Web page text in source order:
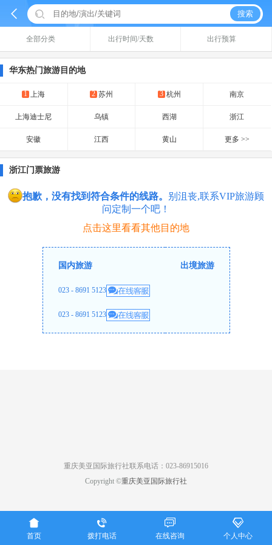
  搜索
全部分类 出行时间/天数 出行预算
华东热门旅游目的地
1 上海 2 苏州 3 杭州 南京
上海迪士尼 乌镇 西湖 浙江
安徽 江西 黄山 更多 >>
浙江门票旅游
抱歉，没有找到符合条件的线路。 别沮丧,联系VIP旅游顾
问定制一个吧！
点击这里看看其他目的地
国内旅游
023 - 8691 5123
023 - 8691 5123
出境旅游
重庆美亚国际旅行社联系电话：023-86915016
Copyright ©重庆美亚国际旅行社

首页

拨打电话

在线咨询

个人中心